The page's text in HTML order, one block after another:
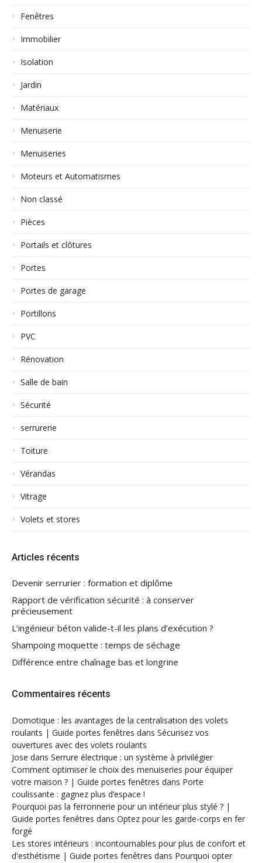
Fenêtres
Immobilier
Isolation
Jardin
Matériaux
Menuiserie
Menuiseries
Moteurs et Automatismes
Non classé
Pièces
Portails et clôtures
Portes
Portes de garage
Portillons
PVC
Rénovation
Salle de bain
Sécurité
serrurerie
Toiture
Vérandas
Vitrage
Volets et stores
Articles récents
Devenir serrurier : formation et diplôme
Rapport de vérification sécurité : à conserver
précieusement
L’ingénieur béton valide-t-il les plans d’exécution ?
Shampoing moquette : temps de séchage
Différence entre chaînage bas et longrine
Commentaires récents
Domotique : les avantages de la centralisation des volets
roulants | Guide portes fenêtres dans Sécurisez vos
ouvertures avec des volets roulants
Jose dans Serrure électrique : un système à privilégier
Comment optimiser le choix des menuiseries pour équiper
votre maison ? | Guide portes fenêtres dans Porte
coulissante : gagnez plus d’espace !
Pourquoi pas la ferronnerie pour un intérieur plus stylé ? |
Guide portes fenêtres dans Optez pour les garde-corps en fer
forgé
Les stores intérieurs : incontournables pour plus de confort et
d'esthétisme | Guide portes fenêtres dans Pourquoi opter